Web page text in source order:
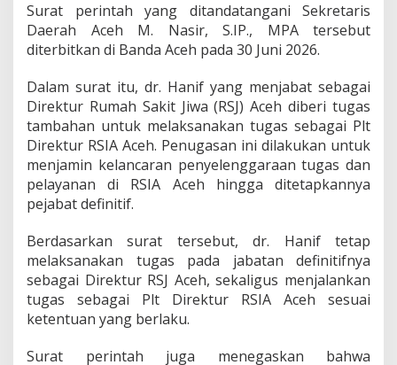
t
u
r
S
I
A
A
c
e
h
Surat perintah yang ditandatangani Sekretaris
Daerah Aceh M. Nasir, S.IP., MPA tersebut
diterbitkan di Banda Aceh pada 30 Juni 2026.
Dalam surat itu, dr. Hanif yang menjabat sebagai
Direktur Rumah Sakit Jiwa (RSJ) Aceh diberi tugas
tambahan untuk melaksanakan tugas sebagai Plt
Direktur RSIA Aceh. Penugasan ini dilakukan untuk
menjamin kelancaran penyelenggaraan tugas dan
pelayanan di RSIA Aceh hingga ditetapkannya
pejabat definitif.
Berdasarkan surat tersebut, dr. Hanif tetap
melaksanakan tugas pada jabatan definitifnya
sebagai Direktur RSJ Aceh, sekaligus menjalankan
tugas sebagai Plt Direktur RSIA Aceh sesuai
ketentuan yang berlaku.
Surat perintah juga menegaskan bahwa